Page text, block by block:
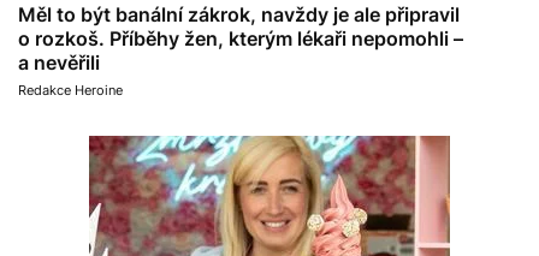
Měl to být banální zákrok, navždy je ale připravil
o rozkoš. Příběhy žen, kterým lékaři nepomohli –
a nevěřili
Redakce Heroine